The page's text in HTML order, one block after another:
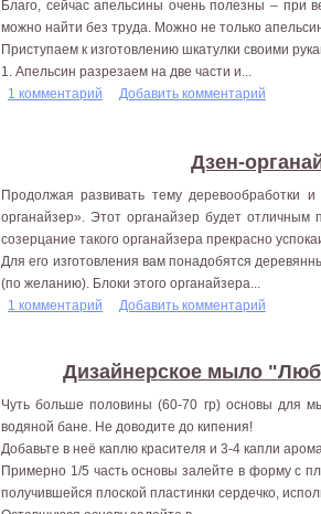
Благо, сейчас апельсины очень полезны – при
можно найти без труда. Можно не только
Приступаем к изготовлению шкатулки своими
1. Апельсин разрезаем на две части и...
1 комментарий
Добавить комментарий
Дзен-
Продолжая развивать тему
органайзер». Этот органайзер будет
созерцание такого органайзера прекрасно
Для его изготовления вам понадобятся
(по желанию). Блоки этого органайзера...
1 комментарий
Добавить комментарий
Дизайнерское мыло
Чуть больше половины (60-70 гр) основы для
водяной бане. Не доводите до кипения!
Добавьте в неё каплю красителя и 3-4 капли
Примерно 1/5 часть основы залейте в форму с
получившейся плоской пластинки сердечко,